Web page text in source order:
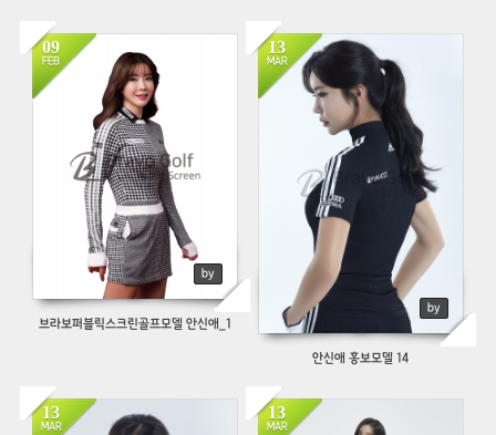
09
FEB
by
466
브라보퍼블릭스크린골프모델 안신애_1
13
MAR
by
1143
안신애 홍보모델 14
13
MAR
1226 13
MAR
914